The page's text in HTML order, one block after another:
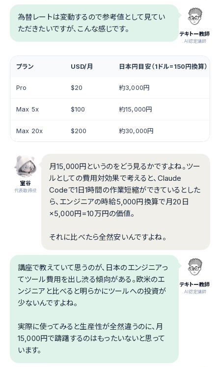
テキトー教師
.AI認定講師
為替レートは変動するので参考値として見てい
ただきたいですが、こんな感じです。
プラン USD/月 日本円目安（1ドル=150円換算）
Pro $20 約3,000円
Max 5x $100 約15,000円
Max 20x $200 約30,000円
室谷
代表取締役
月15,000円というのをどう見るかですよね。ツー
ルとしての費用対効果で考えると、Claude
Codeで1日1時間の作業短縮ができているとした
ら、エンジニアの時給5,000円換算で月20日
×5,000円=10万円の価値。
それに比べたら全然安いんですよね。
テキトー教師
.AI認定講師
講座で教えていて思うのが、日本のエンジニアっ
てツール費用を出し渋る傾向がある。欧米のエ
ンジニアと比べると明らかにツールへの投資が
少ないんですよね。
実際に使ってみると生産性が全然違うのに、月
15,000円で躊躇するのはもったいないと思って
います。